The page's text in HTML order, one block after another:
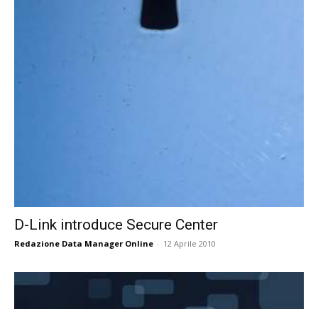
D-Link introduce Secure Center
Redazione Data Manager Online - 12 Aprile 2010